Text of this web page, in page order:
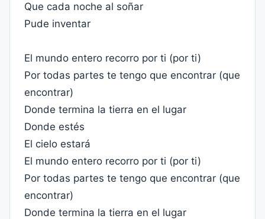
Que cada noche al soñar
Pude inventar
El mundo entero recorro por ti (por ti)
Por todas partes te tengo que encontrar (que
encontrar)
Donde termina la tierra en el lugar
Donde estés
El cielo estará
El mundo entero recorro por ti (por ti)
Por todas partes te tengo que encontrar (que
encontrar)
Donde termina la tierra en el lugar